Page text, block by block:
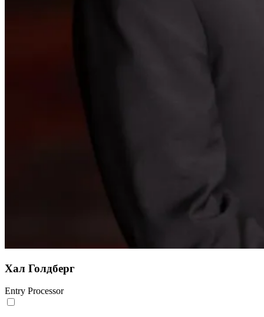
Хал Голдберг
Entry Processor